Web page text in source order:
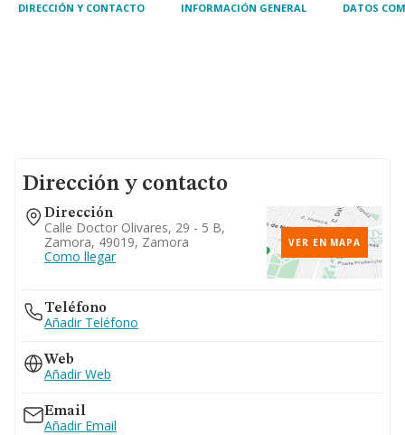
DIRECCIÓN Y CONTACTO INFORMACIÓN GENERAL DATOS
Dirección y contacto
Dirección
Calle Doctor Olivares, 29 - 5 B,
Zamora, 49019, Zamora
Como llegar
VER EN MAPA
Teléfono
Añadir Teléfono
Web
Añadir Web
Email
Añadir Email